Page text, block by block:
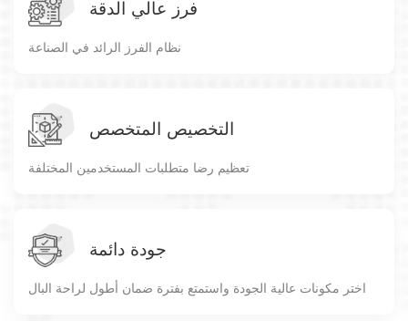
فرز عالي الدقة
نظام الفرز الرائد في الصناعة
التخصيص المتخصص
تعظيم رضا متطلبات المستخدمين المختلفة
جودة دائمة
اختر مكونات عالية الجودة واستمتع بفترة ضمان أطول لراحة البال